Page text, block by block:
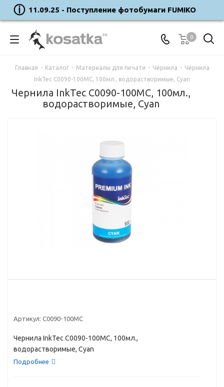
11.09.25 - Поступление фотобумаги FUMIKO
0
Главная - Каталог - Материалы для печати - Чернила - Чернила
InkTec C0090-100MC, 100мл., водорастворимые, Cyan
Чернила InkTec C0090-100MC, 100мл.,
водорастворимые, Cyan
Артикул: C0090-100MC
Чернила InkTec C0090-100MC, 100мл.,
водорастворимые, Cyan
Подробнее